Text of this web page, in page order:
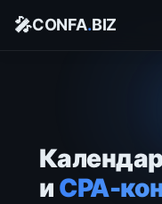
🎤CONFA.BIZ
и CPA-